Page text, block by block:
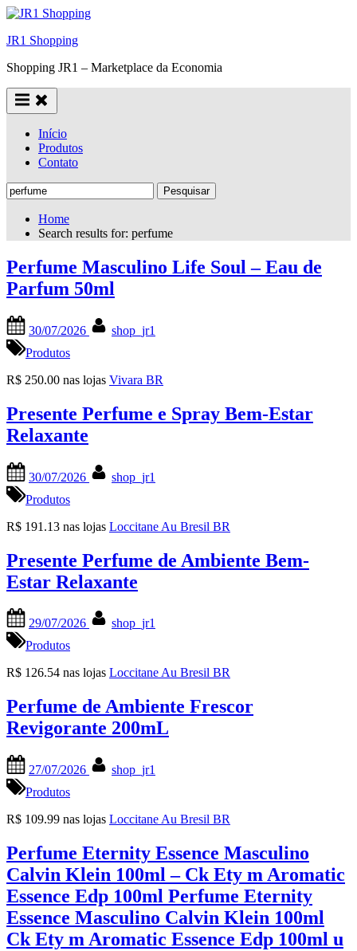
Skip
content
JR1 Shopping
Shopping JR1 – Marketplace da Economia
Início
Produtos
Contato
Pesquisar
por:
Home
Search results for: perfume
Perfume Masculino Life Soul – Eau de
Parfum 50ml
on
30/07/2026
shop_jr1
Produtos
R$ 250.00 nas lojas Vivara BR
Presente Perfume e Spray Bem-Estar
Relaxante
on
30/07/2026
shop_jr1
Produtos
R$ 191.13 nas lojas Loccitane Au Bresil BR
Presente Perfume de Ambiente Bem-
Estar Relaxante
on
29/07/2026
shop_jr1
Produtos
R$ 126.54 nas lojas Loccitane Au Bresil BR
Perfume de Ambiente Frescor
Revigorante 200mL
on
27/07/2026
shop_jr1
Produtos
R$ 109.99 nas lojas Loccitane Au Bresil BR
Perfume Eternity Essence Masculino
Calvin Klein 100ml – Ck Ety m Aromatic
Essence Edp 100ml Perfume Eternity
Essence Masculino Calvin Klein 100ml
Ck Ety m Aromatic Essence Edp 100ml u